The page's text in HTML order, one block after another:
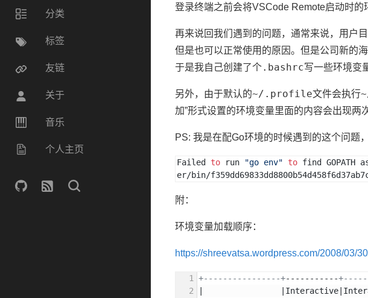
分类
标签
友链
关于
音乐
个人主页
登录终端之前会将VSCode Remote启动时的
再来说回我们遇到的问题，通常来说，用户
但是也可以正常使用的原因。但是公司新的
于是我自己创建了个.bashrc写一些环境变
另外，由于默认的~/.profile文件会执行
加”形式设置的环境变量里面的内容会出现两次
PS: 我是在配Go环境的时候遇到的这个问题
Failed to run "go env" to find GOPATH
er/bin/
附：
环境变量加载顺序：
https://shreevatsa.wordpress.com/2008/03/
+----------------+-----------
|